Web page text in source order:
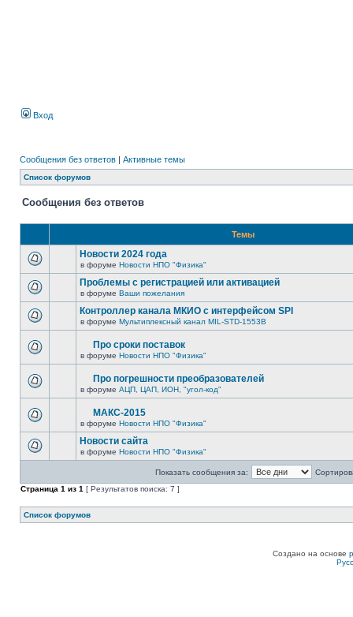
Вход
Сообщения без ответов | Активные темы
Список форумов
Сообщения без ответов
Темы
Новости 2024 года
в форуме Новости НПО "Физика"
Проблемы с регистрацией или активацией
в форуме Ваши пожелания
Контроллер канала МКИО с интерфейсом SPI
в форуме Мультиплексный канал MIL-STD-1553B
Про сроки поставок
в форуме Новости НПО "Физика"
Про погрешности преобразователей
в форуме АЦП, ЦАП, ИОН, "угол-код"
МАКС-2015
в форуме Новости НПО "Физика"
Новости сайта
в форуме Новости НПО "Физика"
Показать сообщения за:
Страница 1 из 1 [ Результатов поиска: 7 ]
Список форумов
Создано на основе